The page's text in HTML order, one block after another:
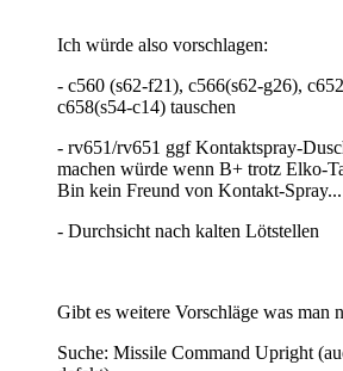
Ich würde also vorschlagen:
- c560 (s62-f21), c566(s62-g26),
c658(s54-c14) tauschen
- rv651/rv651 ggf Kontaktspray-
machen würde wenn B+ trotz Elko-
Bin kein Freund von Kontakt-Spray...
- Durchsicht nach kalten Lötstellen
Gibt es weitere Vorschläge was man
Suche: Missile Command Upright